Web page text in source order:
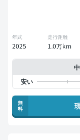
年式
2025
走行距離
1.0万km
無
料